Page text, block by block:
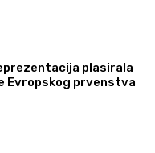
plasirala
Evropskog prvenstva